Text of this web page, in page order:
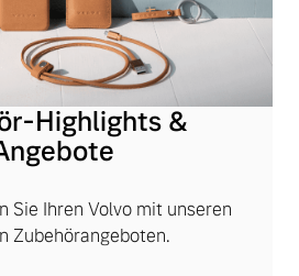
Highlights &
Sie Ihren Volvo mit unseren
Zubehörangeboten.